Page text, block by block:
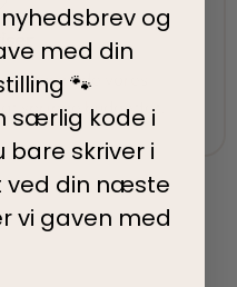
I kan nyde vores
springe budgettet.
og
med din
🐾
særlig kode i
bare skriver i
din næste
vi gaven med